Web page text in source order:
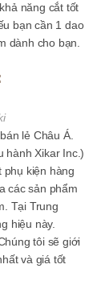
năng cắt tốt
bạn cần 1 dao
dành cho bạn.
lẻ Châu Á.
hành Xikar Inc.)
phụ kiện hàng
các sản phẩm
Tại Trung
hiệu này.
tôi sẽ giới
và giá tốt